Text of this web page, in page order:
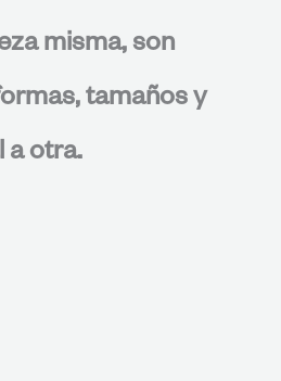
misma, son
tamaños y
a otra.